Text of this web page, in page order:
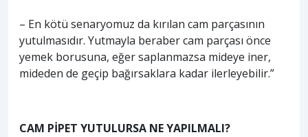
– En kötü senaryomuz da kırılan cam parçasının
yutulmasıdır. Yutmayla beraber cam parçası önce
yemek borusuna, eğer saplanmazsa mideye iner,
mideden de geçip bağırsaklara kadar ilerleyebilir.”
CAM PİPET YUTULURSA NE YAPILMALI?